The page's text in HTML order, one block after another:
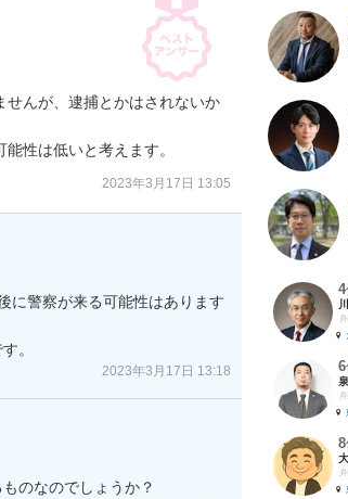
んが、逮捕とかはされないか
性は低いと考えます。
2023年3月17日 13:05
に警察が来る可能性はあります
。
2023年3月17日 13:18
のなのでしょうか？
4
6
8